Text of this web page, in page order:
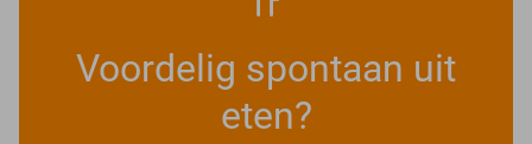
Voordelig spontaan uit
eten?